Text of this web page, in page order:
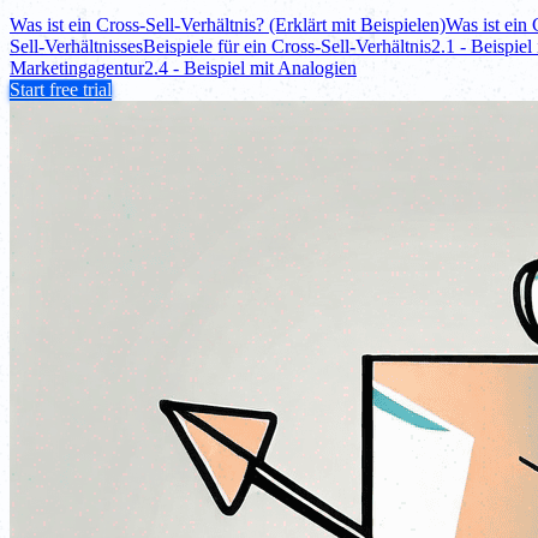
Was ist ein Cross-Sell-Verhältnis? (Erklärt mit Beispielen)Was ist ein
Sell-VerhältnissesBeispiele für ein Cross-Sell-Verhältnis2.1 - Beispiel
Marketingagentur2.4 - Beispiel mit Analogien
Start free trial